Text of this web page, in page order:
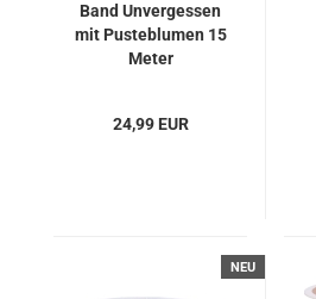
Band Unvergessen
mit Pusteblumen 15
Meter
24,99 EUR
NEU